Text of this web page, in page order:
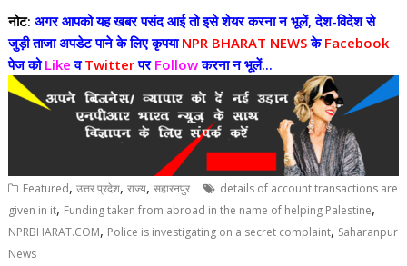
नोट: अगर आपको यह खबर पसंद आई तो इसे शेयर करना न भूलें, देश-विदेश से
जुड़ी ताजा अपडेट पाने के लिए कृपयाNPR BHARAT NEWSके Facebook
पेज कोLike वTwitterपर Followकरना न भूलें...
Featured,उत्तर प्रदेश,राज्य,सहारनपुर
details of account transactions are
given in it, Funding taken from abroad in the name of helping Palestine,
NPRBHARAT.COM, Police is investigating on a secret complaint, Saharanpur
News